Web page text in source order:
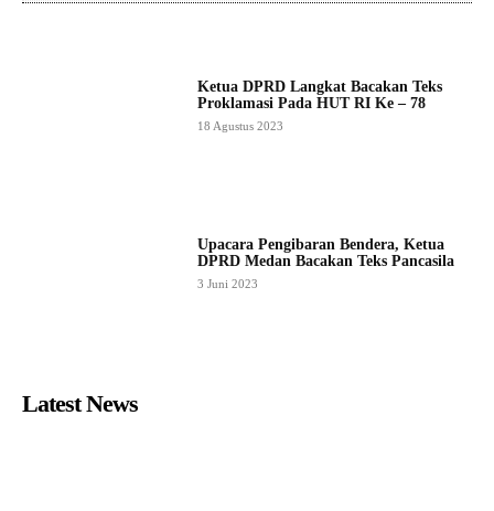
Ketua DPRD Langkat Bacakan Teks
Proklamasi Pada HUT RI Ke – 78
18 Agustus 2023
Upacara Pengibaran Bendera, Ketua
DPRD Medan Bacakan Teks Pancasila
3 Juni 2023
Latest News